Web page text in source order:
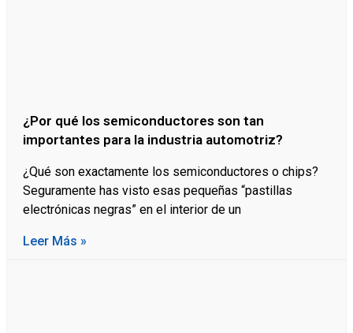
¿Por qué los semiconductores son tan
importantes para la industria automotriz?
¿Qué son exactamente los semiconductores o chips?
Seguramente has visto esas pequeñas “pastillas
electrónicas negras” en el interior de un
Leer Más »